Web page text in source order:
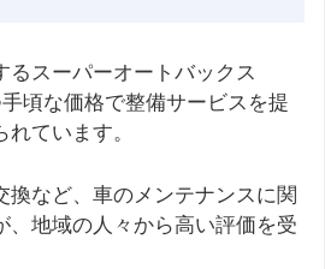
るスーパーオートバックス
頃な価格で整備サービスを提
ています。
換など、車のメンテナンスに関
、地域の人々から高い評価を受